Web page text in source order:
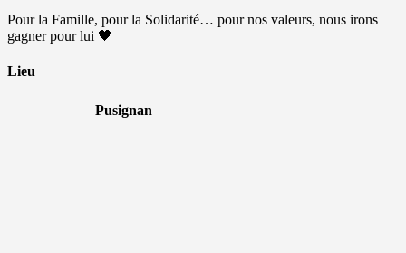
Pour la Famille, pour la Solidarité… pour nos valeurs, nous irons
gagner pour lui 🖤
Lieu
Pusignan